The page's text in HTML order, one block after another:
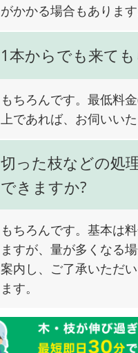
がかかる場合もあります
1本からでも来て
もちろんです。最低料
上であれば、お伺いいた
切った枝などの処
できますか?
もちろんです。基本は
ますが、量が多くなる
案内し、ご了承いただ
ます。